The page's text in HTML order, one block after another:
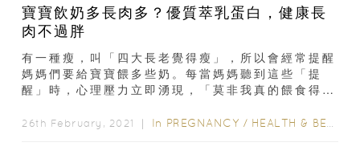
寶寶飲奶多長肉多？優質萃乳蛋白，健康長
肉不過胖
有一種瘦，叫「四大長老覺得瘦」，所以會經常提醒
媽媽們要給寶寶餵多些奶。每當媽媽聽到這些「提
醒」時，心理壓力立即湧現，「莫非我真的餵食得不
口好，甚至追奶...
26th February, 2021 ｜ In PREGNANCY / HEALTH & BEAUTY